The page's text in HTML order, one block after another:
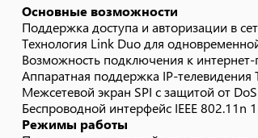
IPoE/PPPoE/PPTP/L2TP
PAP/CHAP/MS-CHAP/MS-CHAP v2/
MPPE (Auto/40/56/128)
VLAN - IEEE 802.1Q
Технология TVport - транзит потоков
Link Duo - одновременный доступ в
DHCP (клиент/сервер)
Основные возможности
Поддержка доступа и авторизации в
Технология Link Duo для
Возможность подключения к
Аппаратная поддержка IP-телевидения
Межсетевой экран SPI с защитой от
Беспроводной интерфейс IEEE 802.11n
Режимы работы